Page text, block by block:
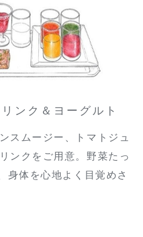
ンク＆ヨーグルト
スムージー、トマトジュ
ンクをご用意。野菜たっ
身体を心地よく目覚めさ